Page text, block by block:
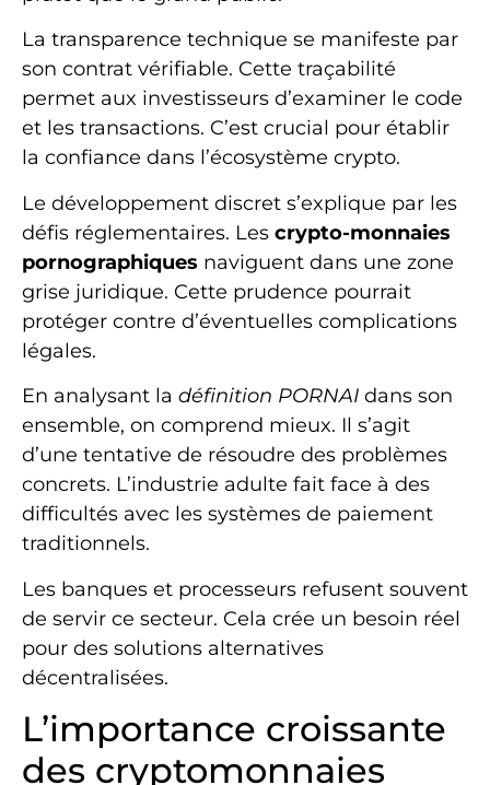
La transparence technique se manifeste par
son contrat vérifiable. Cette traçabilité
permet aux investisseurs d’examiner le code
et les transactions. C’est crucial pour établir
la confiance dans l’écosystème crypto.
Le développement discret s’explique par les
défis réglementaires. Les crypto-monnaies
pornographiques naviguent dans une zone
grise juridique. Cette prudence pourrait
protéger contre d’éventuelles complications
légales.
En analysant la définition PORNAI dans son
ensemble, on comprend mieux. Il s’agit
d’une tentative de résoudre des problèmes
concrets. L’industrie adulte fait face à des
difficultés avec les systèmes de paiement
traditionnels.
Les banques et processeurs refusent souvent
de servir ce secteur. Cela crée un besoin réel
pour des solutions alternatives
décentralisées.
L’importance croissante
des cryptomonnaies